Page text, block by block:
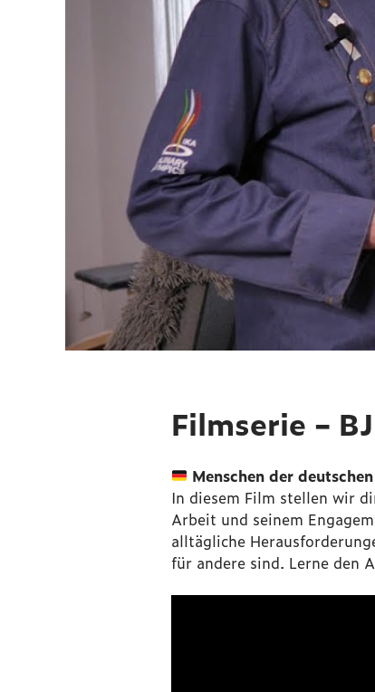
Filmserie –
Menschen der
In diesem Film stellen wir
Arbeit und seinem
alltägliche
für andere sind. Lerne den